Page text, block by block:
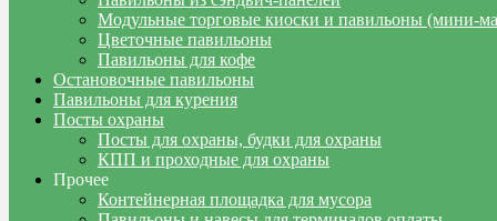
Модульные торговые киоски и павильоны (мини-
Цветочные павильоны
Павильоны для кофе
Остановочные павильоны
Павильоны для курения
Посты охраны
Посты для охраны, будки для охраны
КПП и проходные для охраны
Прочее
Контейнерная площадка для мусора